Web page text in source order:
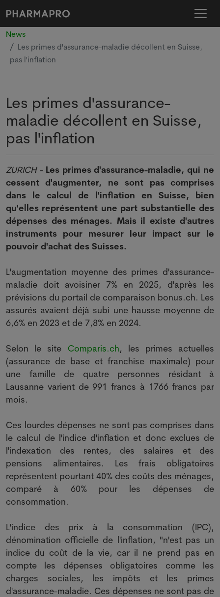
News
Les primes d'assurance-maladie décollent en Suisse,
pas l'inflation
Les primes d'assurance-
maladie décollent en Suisse,
pas l'inflation
ZURICH - Les primes d'assurance-maladie, qui ne
cessent d'augmenter, ne sont pas comprises
dans le calcul de l'inflation en Suisse, bien
qu'elles représentent une part substantielle des
dépenses des ménages. Mais il existe d'autres
instruments pour mesurer leur impact sur le
pouvoir d'achat des Suisses.
L'augmentation moyenne des primes d'assurance-
maladie doit avoisiner 7% en 2025, d'après les
prévisions du portail de comparaison bonus.ch. Les
assurés avaient déjà subi une hausse moyenne de
6,6% en 2023 et de 7,8% en 2024.
Selon le site Comparis.ch, les primes actuelles
(assurance de base et franchise maximale) pour
une famille de quatre personnes résidant à
Lausanne varient de 991 francs à 1766 francs par
mois.
Ces lourdes dépenses ne sont pas comprises dans
le calcul de l'indice d'inflation et donc exclues de
l'indexation des rentes, des salaires et des
pensions alimentaires. Les frais obligatoires
représentent pourtant 40% des coûts des ménages,
comparé à 60% pour les dépenses de
consommation.
L'indice des prix à la consommation (IPC),
dénomination officielle de l'inflation, "n'est pas un
indice du coût de la vie, car il ne prend pas en
compte les dépenses obligatoires comme les
charges sociales, les impôts et les primes
d'assurance-maladie. Ces dépenses ne sont pas de